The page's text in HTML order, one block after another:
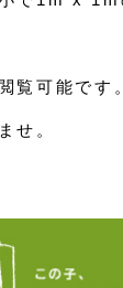
覧可能です。
せ。